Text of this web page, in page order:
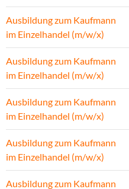
Ausbildung zum Kaufmann
im Einzelhandel (m/w/x)
Ausbildung zum Kaufmann
im Einzelhandel (m/w/x)
Ausbildung zum Kaufmann
im Einzelhandel (m/w/x)
Ausbildung zum Kaufmann
im Einzelhandel (m/w/x)
Ausbildung zum Kaufmann